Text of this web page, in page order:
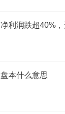
净利润跌超40%
盘本什么意思